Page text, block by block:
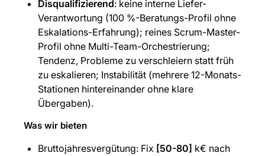
Disqualifizierend: keine interne Liefer-
Verantwortung (100 %-Beratungs-Profil ohne
Eskalations-Erfahrung); reines Scrum-Master-
Profil ohne Multi-Team-Orchestrierung;
Tendenz, Probleme zu verschleiern statt früh
zu eskalieren; Instabilität (mehrere 12-Monats-
Stationen hintereinander ohne klare
Übergaben).
Was wir bieten
Bruttojahresvergütung: Fix [50-80] k€ nach